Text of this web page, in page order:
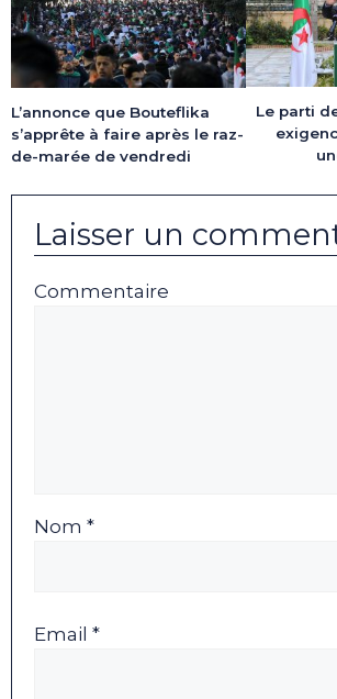
L’annonce que Bouteflika
s’apprête à faire après le raz-
de-marée de vendredi
Le parti
Laisser un
Commentaire
Nom *
Email *